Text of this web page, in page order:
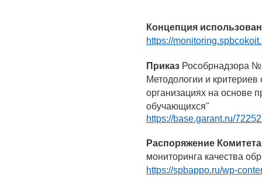
Концепция
https://
Приказ Рособрнадзора
Методологии и
организациях на основе
обучающихся"
https://base.garant.ru/
Распоряжение
мониторинга качества
https://spbappo.ru/wp-